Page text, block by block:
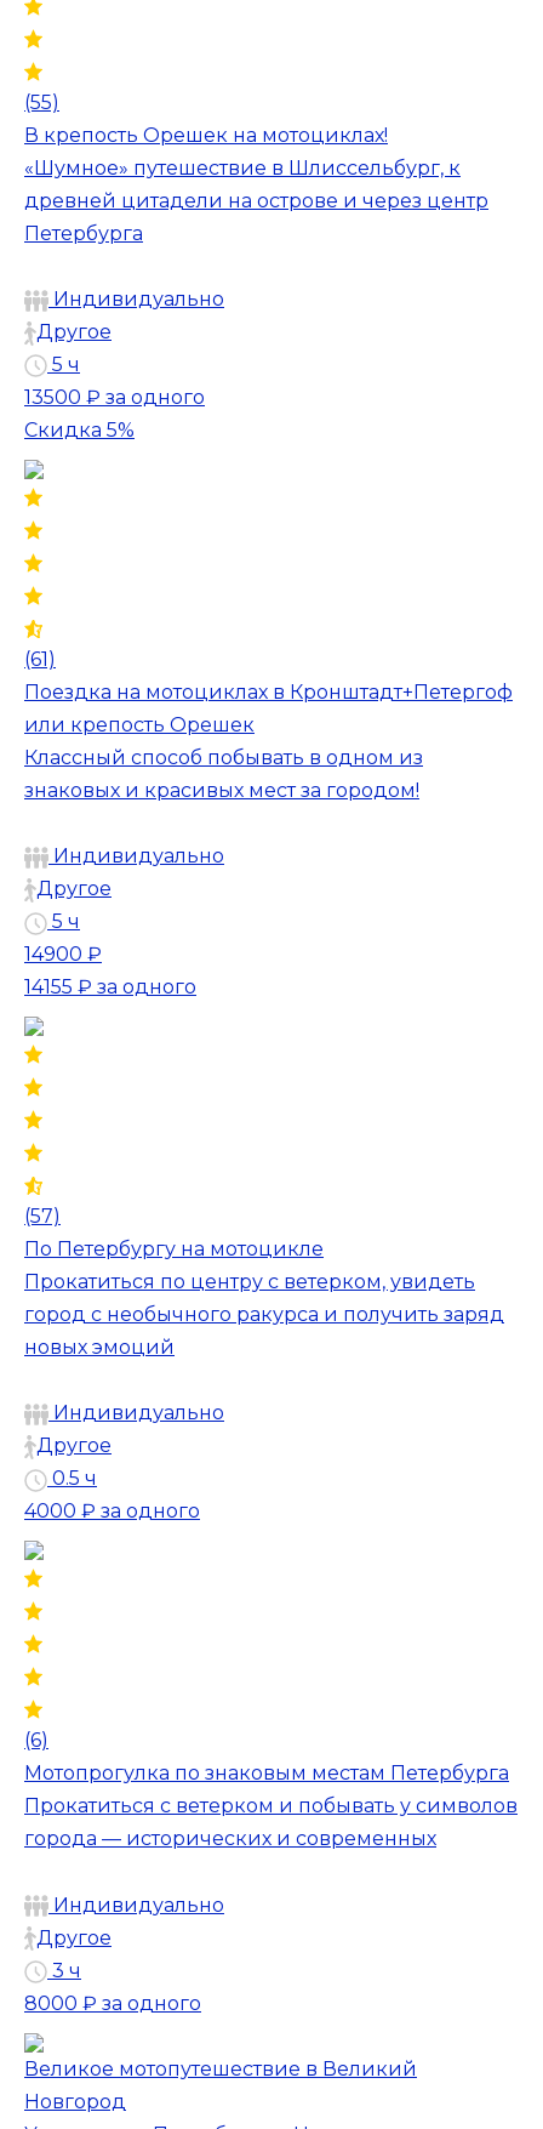
(55)
В крепость Орешек на мотоциклах!
«Шумное» путешествие в Шлиссельбург, к
древней цитадели на острове и через центр
Петербурга
Индивидуально
Другое
5 ч
13500 ₽ за одного
Скидка 5%
(61)
Поездка на мотоциклах в Кронштадт+Петергоф
или крепость Орешек
Классный способ побывать в одном из
знаковых и красивых мест за городом!
Индивидуально
Другое
5 ч
14900 ₽
14155 ₽ за одного
(57)
По Петербургу на мотоцикле
Прокатиться по центру с ветерком, увидеть
город с необычного ракурса и получить заряд
новых эмоций
Индивидуально
Другое
0.5 ч
4000 ₽ за одного
(6)
Мотопрогулка по знаковым местам Петербурга
Прокатиться с ветерком и побывать у символов
города — исторических и современных
Индивидуально
Другое
3 ч
8000 ₽ за одного
Великое мотопутешествие в Великий
Новгород